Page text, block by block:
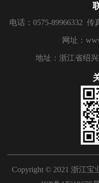
电话：0575-89966332 传
网址：
地址：浙江省绍
Copyright © 2021 浙江